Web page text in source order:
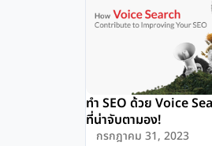
ทำ SEO ด้วย Voice
ที่น่าจับตามอง!
กรกฎาคม 31, 2023